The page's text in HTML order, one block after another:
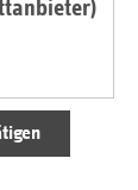
Anträge
Pfalz zu